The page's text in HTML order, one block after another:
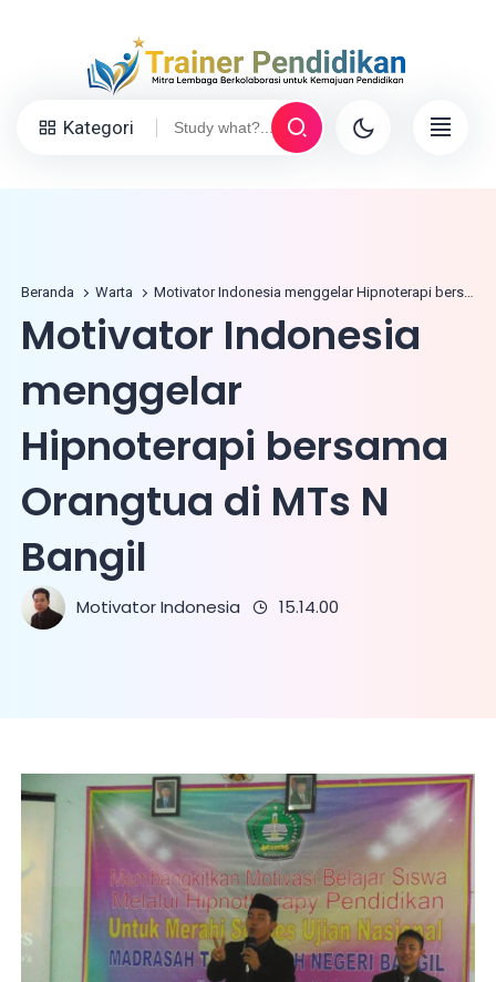
Kategori
Beranda Warta Motivator Indonesia menggelar Hipnoterapi bersama Orangtua di MTs N Bangil
Motivator Indonesia
menggelar
Hipnoterapi bersama
Orangtua di MTs N
Bangil
Motivator Indonesia 15.14.00